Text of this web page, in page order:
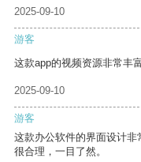
2025-09-10
游客
这款app的视频资源非常丰
2025-09-10
游客
这款办公软件的界面设计
很合理，一目了然。